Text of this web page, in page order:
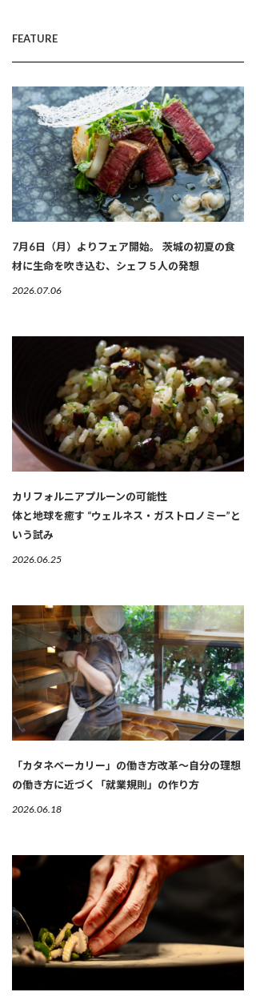
FEATURE
7月6日（月）よりフェア開始。 茨城の初夏の食
材に生命を吹き込む、シェフ５人の発想
2026.07.06
カリフォルニアプルーンの可能性
体と地球を癒す “ウェルネス・ガストロノミー”と
いう試み
2026.06.25
「カタネベーカリー」の働き方改革～自分の理想
の働き方に近づく「就業規則」の作り方
2026.06.18